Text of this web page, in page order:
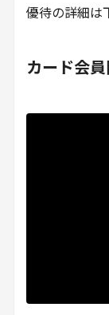
優待の詳細は
カード会員